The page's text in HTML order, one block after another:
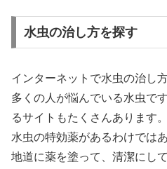
水虫の治し方を探す
インターネットで水虫の治し
多くの人が悩んでいる水虫で
るサイトもたくさんあります。
水虫の特効薬があるわけでは
地道に薬を塗って、清潔にし